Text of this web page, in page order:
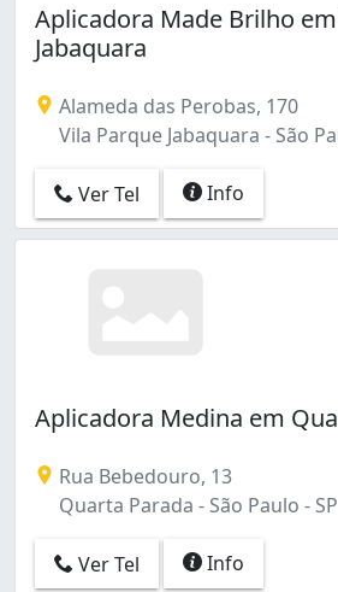
Aplicadora Made Brilho
Jabaquara
Alameda das Perobas, 170
Vila Parque Jabaquara - São
Ver Tel Info
Aplicadora Medina em
Rua Bebedouro, 13
Quarta Parada - São Paulo - SP
Ver Tel Info